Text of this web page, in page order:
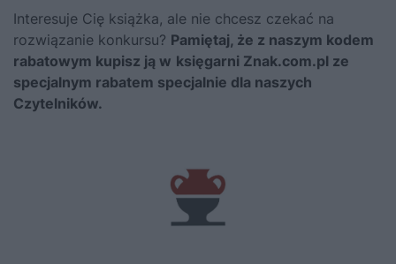
Interesuje Cię książka, ale nie chcesz czekać na
rozwiązanie konkursu? Pamiętaj, że z naszym kodem
rabatowym kupisz ją w księgarni Znak.com.pl ze
specjalnym rabatem specjalnie dla naszych
Czytelników.